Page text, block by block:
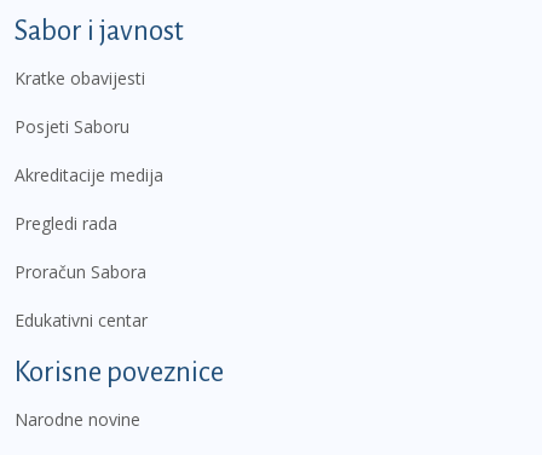
Sabor i javnost
Kratke obavijesti
Posjeti Saboru
Akreditacije medija
Pregledi rada
Proračun Sabora
Edukativni centar
Korisne poveznice
Narodne novine